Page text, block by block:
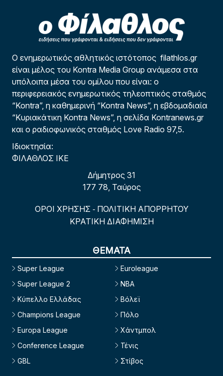
Ο ενημερωτικός αθλητικός ιστότοπος filathlos.gr
είναι μέλος του Kontra Media Group ανάμεσα στα
υπόλοιπα μέσα του ομίλου που είναι: ο
περιφερειακός ενημερωτικός τηλεοπτικός σταθμός
“Kontra”, η καθημερινή “Kontra News”, η εβδομαδιαία
“Κυριακάτικη Kontra News”, η σελίδα Kontranews.gr
και ο ραδιοφωνικός σταθμός Love Radio 97,5.
Ιδιοκτησία:
ΦΙΛΑΘΛΟΣ ΙΚΕ
Δήμητρος 31
177 78, Ταύρος
ΟΡΟΙ ΧΡΗΣΗΣ - ΠΟΛΙΤΙΚΗ ΑΠΟΡΡΗΤΟΥ
ΚΡΑΤΙΚΗ ΔΙΑΦΗΜΙΣΗ
ΘΕΜΑΤΑ
Super League
Super League 2
Κύπελλο Ελλάδας
Champions League
Europa League
Conference League
GBL
Euroleague
NBA
Βόλεϊ
Πόλο
Χάντμπολ
Τένις
Στίβος